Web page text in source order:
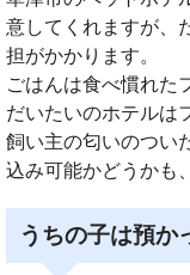
意してくれますが、
担がかかります。
ごはんは食べ慣れた
だいたいのホテルは
飼い主の匂いのつい
込み可能かどうかも
うちの子は預か